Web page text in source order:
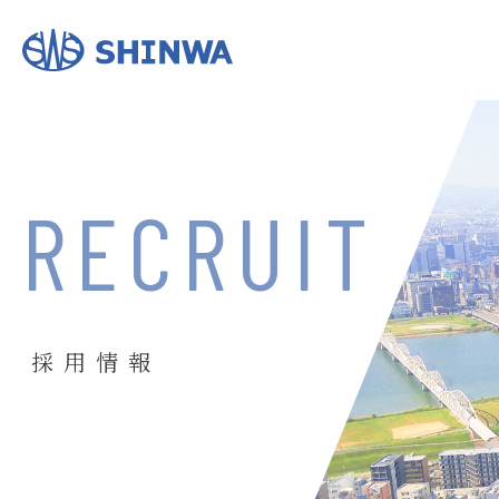
RECRUIT
採用情報